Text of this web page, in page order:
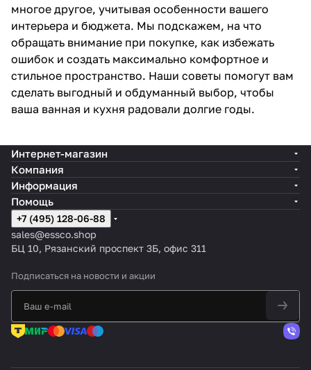
многое другое, учитывая особенности вашего
интерьера и бюджета. Мы подскажем, на что
обращать внимание при покупке, как избежать
ошибок и создать максимально комфортное и
стильное пространство. Наши советы помогут вам
сделать выгодный и обдуманный выбор, чтобы
ваша ванная и кухня радовали долгие годы.
Интернет-магазин
Компания
Информация
Помощь
+7 (495) 128-06-88
sales@essco.shop
БЦ 10, Рязанский проспект 3Б, офис 311
Подписаться на новости и акции